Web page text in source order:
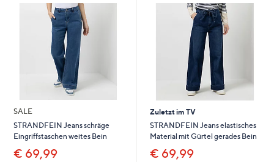
SALE
STRANDFEIN Jeans schräge
Eingriffstaschen weites Bein
€ 69,99
Zuletzt im TV
STRANDFEIN Jeans elastisches
Material mit Gürtel gerades Bein
€ 69,99